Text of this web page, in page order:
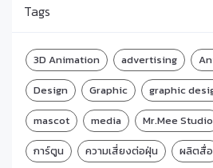
Tags
3D Animation advertising
Design
Graphic graphic
mascot
media Mr.Mee Studio
การ์ตูน
ความเสี่ยงต่อฝุ่น ผลิตสื่อ